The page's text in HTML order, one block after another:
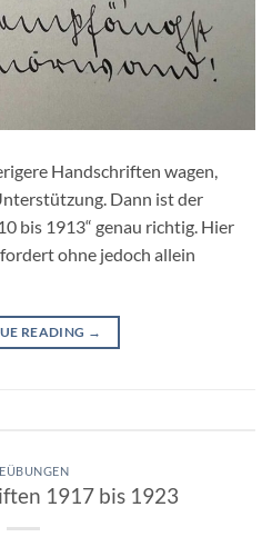
Handschriften wagen,
Dann ist der
bis 1913“ genau richtig. Hier
ohne jedoch allein
READING →
1917 bis 1923